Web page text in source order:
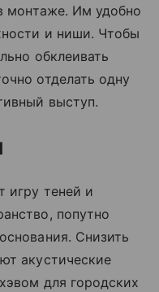
монтаже. Им удобно
и ниши. Чтобы
обклеивать
отделать одну
выступ.
игру теней и
попутно
Снизить
акустические
для городских